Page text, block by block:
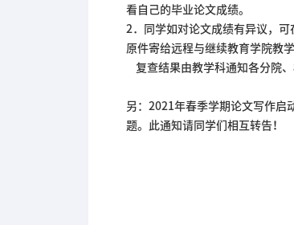
看自己的毕业论文成绩。
2．同学如对论文成绩有异议，
原件寄给远程与继续教育学院教
复查结果由教学科通知各分院
另：2021年春季学期论文写作
题。此通知请同学们相互转告！